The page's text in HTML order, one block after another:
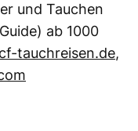
und Tauchen
ab 1000
tauchreisen.de,